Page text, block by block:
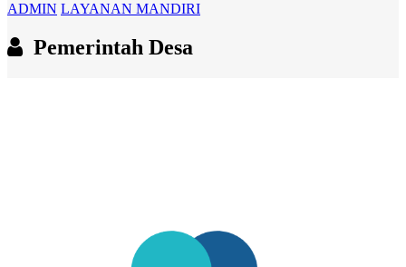
ADMIN LAYANAN MANDIRI
Pemerintah Desa